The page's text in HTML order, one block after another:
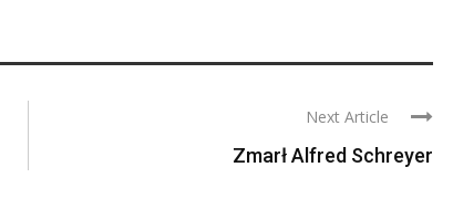
Next Article
Zmarł Alfred Schreyer